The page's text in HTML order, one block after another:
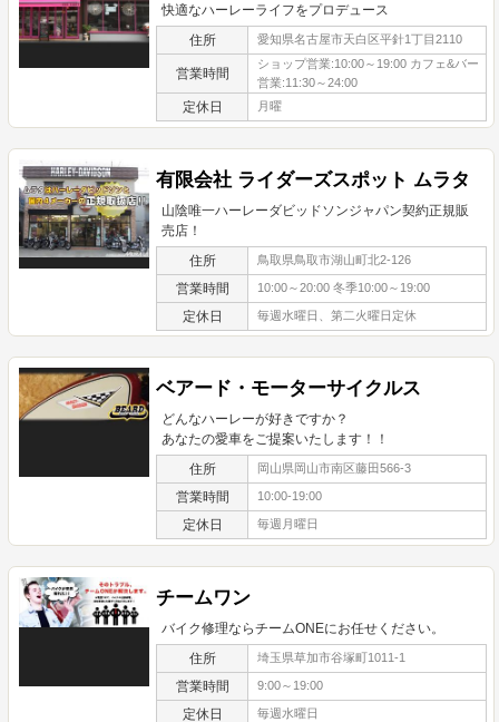
快適なハーレーライフをプロデュース
住所 愛知県名古屋市天白区平針1丁目2110
営業時間
ショップ営業:10:00～19:00 カフェ&バー
営業:11:30～24:00
定休日 月曜
有限会社 ライダーズスポット ムラタ
山陰唯一ハーレーダビッドソンジャパン契約正規販
売店！
住所 鳥取県鳥取市湖山町北2-126
営業時間 10:00～20:00 冬季10:00～19:00
定休日 毎週水曜日、第二火曜日定休
ベアード・モーターサイクルス
どんなハーレーが好きですか？
あなたの愛車をご提案いたします！！
住所 岡山県岡山市南区藤田566-3
営業時間 10:00-19:00
定休日 毎週月曜日
チームワン
バイク修理ならチームONEにお任せください。
住所 埼玉県草加市谷塚町1011-1
営業時間 9:00～19:00
定休日 毎週水曜日